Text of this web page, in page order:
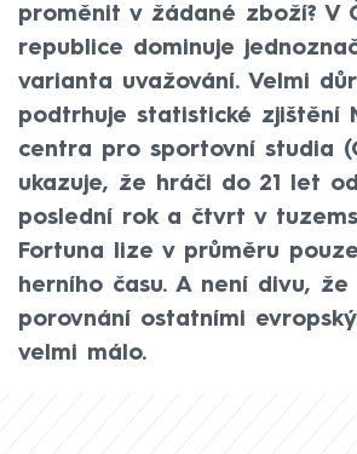
proměnit v žádané zboží? V
republice dominuje
varianta uvažování. Velmi
podtrhuje statistické zjištění
centra pro sportovní studia
ukazuje, že hráči do 21 let
poslední rok a čtvrt v
Fortuna lize v průměru
herního času. A není divu,
porovnání ostatními
velmi málo.